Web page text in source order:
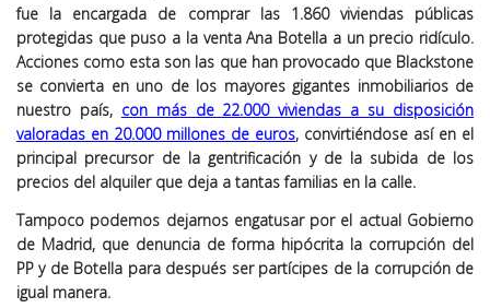
fue la encargada de comprar las 1.860 viviendas públicas
protegidas que puso a la venta Ana Botella a un precio ridículo.
Acciones como esta son las que han provocado que Blackstone
se convierta en uno de los mayores gigantes inmobiliarios de
nuestro país, con más de 22.000 viviendas a su disposición
valoradas en 20.000 millones de euros, convirtiéndose así en el
principal precursor de la gentrificación y de la subida de los
precios del alquiler que deja a tantas familias en la calle.
Tampoco podemos dejarnos engatusar por el actual Gobierno
de Madrid, que denuncia de forma hipócrita la corrupción del
PP y de Botella para después ser partícipes de la corrupción de
igual manera.